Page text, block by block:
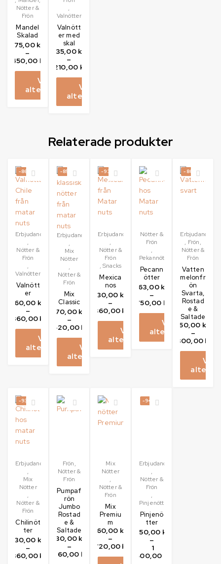
Nötter &
Frön
Mandel
Skalad
75,00 kr
–
450,00 kr
Välj
alternativ
,
Valnötter
Valnött
er med
skal
35,00 kr
–
210,00 kr
Välj
alternativ
Relaterade produkter
-86%
Erbjudanden
,
Nötter &
Frön
,
Valnötter
Valnött
er
60,00 kr
–
360,00 kr
Välj
alternativ
-85%
Erbjudanden
,
Mix
Nötter
,
Nötter &
Frön
Mix
Classic
70,00 kr
–
420,00 kr
Välj
alternativ
-93%
Erbjudanden
,
Nötter &
Frön
,Snacks
Mexica
nos
30,00 kr
–
360,00 kr
Välj
alternativ
Nötter &
Frön
,
Pekannötter
Pecann
ötter
63,00 kr
–
750,00 kr
Välj
alternativ
-86%
Erbjudanden
, Frön,
Nötter &
Frön
Vatten
melonfr
ön
Svarta,
Rostad
e &
Saltade
50,00 kr
–
300,00 kr
Välj
-93%
Erbjudanden
,
Mix
Nötter
,
Nötter &
Frön
Chilinöt
ter
30,00 kr
–
360,00 kr
Frön,
Nötter &
Frön
Pumpaf
rön
Jumbo
Rostad
e &
Saltade
30,00 kr
–
360,00 kr
Mix
Nötter
,
Nötter &
Frön
Mix
Premiu
m
60,00 kr
–
720,00 kr
-94%
Erbjudanden
,
Nötter &
Frön
,
Pinjenötter
Pinjenö
tter
150,00 kr
–
1
800,00